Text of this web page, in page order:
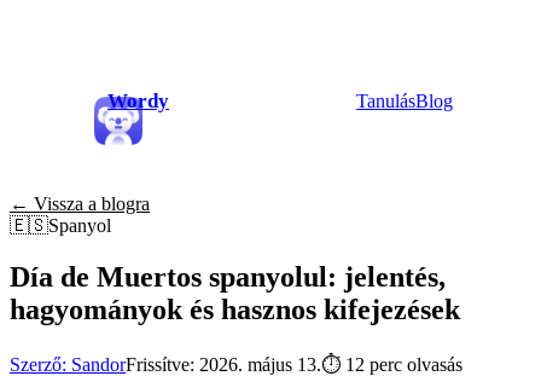
Wordy TanulásBlog
← Vissza a blogra
🇪🇸Spanyol
Día de Muertos spanyolul: jelentés,
hagyományok és hasznos kifejezések
Szerző: SandorFrissítve: 2026. május 13.⏱ 12 perc olvasás